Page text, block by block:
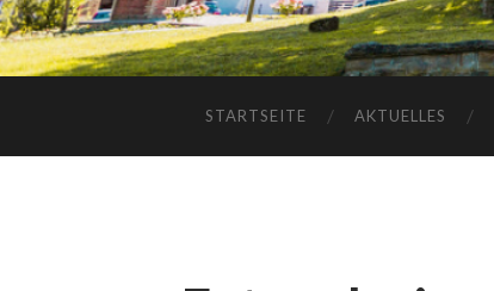
STARTSEITE AKTUELLES